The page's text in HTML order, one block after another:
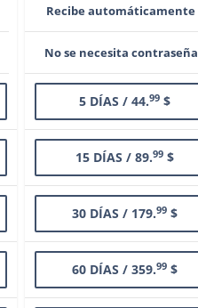
Recibe automáticamente
No se necesita contraseña
5 DÍAS / 44.99 $
15 DÍAS / 89.99 $
30 DÍAS / 179.99 $
60 DÍAS / 359.99 $